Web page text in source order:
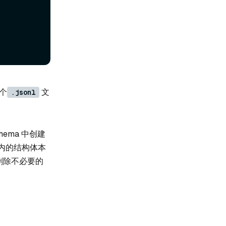
.jsonl
文
中创建
的结构体本
不必要的